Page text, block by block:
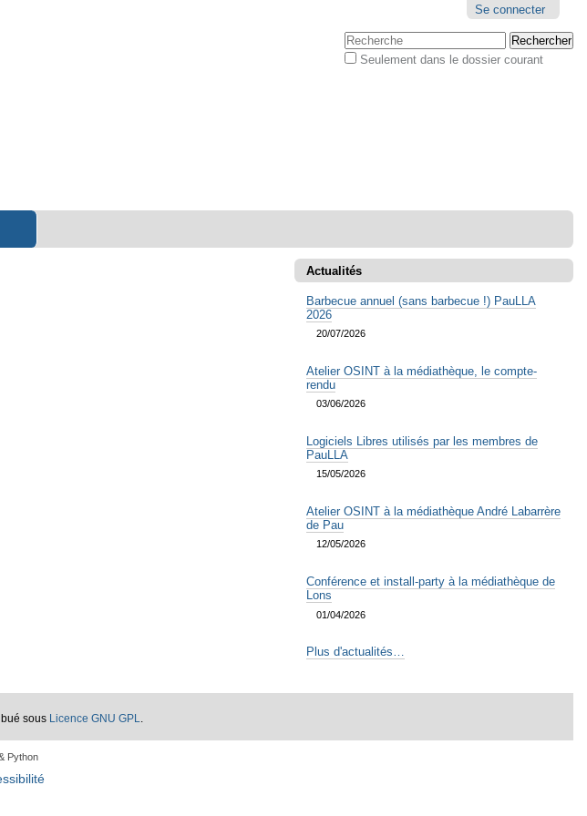
personnels
Se connecter
Chercher par
Seulement dans le dossier courant
Actualités
Barbecue annuel (sans barbecue !) PauLLA
2026
20/07/2026
Atelier OSINT à la médiathèque, le compte-
rendu
03/06/2026
Logiciels Libres utilisés par les membres de
PauLLA
15/05/2026
Atelier OSINT à la médiathèque André Labarrère
de Pau
12/05/2026
Conférence et install-party à la médiathèque de
Lons
01/04/2026
Plus d'actualités…
sous Licence GNU GPL
Python